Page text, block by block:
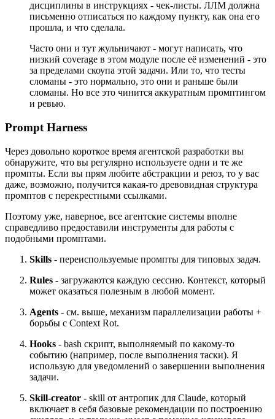
дисциплины в инструкциях - чек-листы. ЛЛМ должна
письменно отписаться по каждому пункту, как она его
прошла, и что сделала.
Часто они и тут жульничают - могут написать, что
низкий coverage в этом модуле после её изменений - это
за пределами скоупа этой задачи. Или то, что тесты
сломаны - это нормально, это они и раньше были
сломаны. Но все это чинится аккуратным промптингом
и ревью.
Prompt Harness
Через довольно короткое время агентской разработки вы
обнаружите, что вы регулярно используете одни и те же
промпты. Если вы прям любите абстракции и реюз, то у вас
даже, возможно, получится какая-то древовидная структура
промптов с перекрестными ссылками.
Поэтому уже, наверное, все агентские системы вполне
справедливо предоставили инструменты для работы с
подобными промптами.
Skills - переиспользуемые промпты для типовых задач.
Rules - загружаются каждую сессию. Контекст, который
может оказаться полезным в любой момент.
Agents - см. выше, механизм параллелизации работы +
борьбы с Context Rot.
Hooks - bash скрипт, выполняемый по какому-то
событию (например, после выполнения таски). Я
использую для уведомлений о завершении выполнения
задачи.
Skill-creator - skill от антропик для Claude, который
включает в себя базовые рекомендации по построению